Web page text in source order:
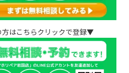
はこちらクリックで登録▼